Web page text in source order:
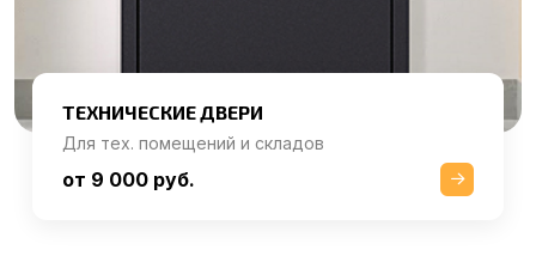
ТЕХНИЧЕСКИЕ ДВЕРИ
Для тех. помещений и складов
от 9 000 руб.